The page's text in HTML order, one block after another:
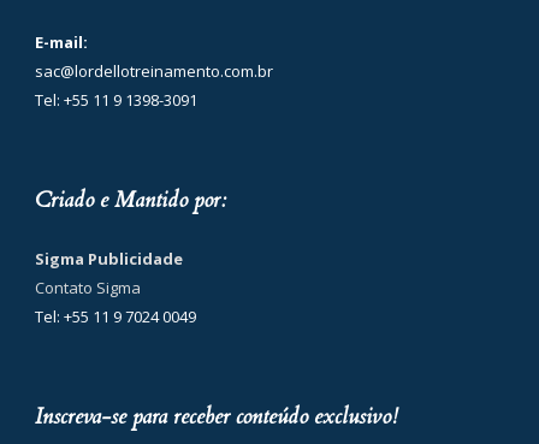
E-mail:
sac@lordellotreinamento.com.br
Tel: +55 11 9 1398-3091
Criado e Mantido por:
Sigma Publicidade
Contato Sigma
Tel: +55 11 9 7024 0049
Inscreva-se para receber conteúdo exclusivo!